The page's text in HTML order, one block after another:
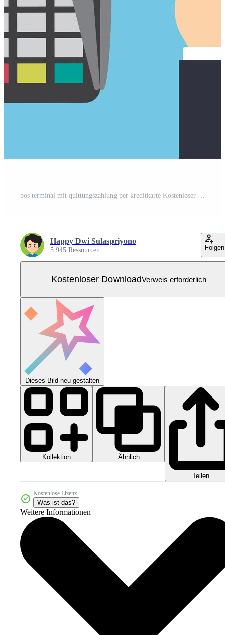
pos terminal mit quittungszahlung per kreditkarte Kostenloser Vektor
Happy Dwi Sulaspriyono
5.945 Ressourcen Folgen
Kostenloser DownloadVerweis erforderlich
Dieses Bild neu gestalten
Kollektion Ähnlich
Teilen
Kostenlose Lizenz
Was ist das?
Weitere Informationen